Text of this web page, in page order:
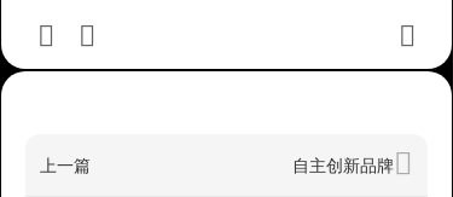
上一篇 自主创新品牌